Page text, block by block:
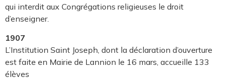
qui interdit aux Congrégations religieuses le droit
d’enseigner.
1907
L’Institution Saint Joseph, dont la déclaration d’ouverture
est faite en Mairie de Lannion le 16 mars, accueille 133
élèves